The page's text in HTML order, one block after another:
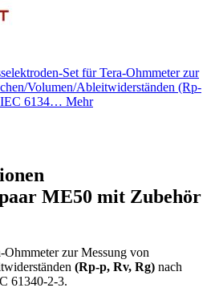
Set für Tera-Ohmmeter zur
Volumen/Ableitwiderständen (Rp-
IEC 6134… Mehr
ME50 mit Zubehör
zur Messung von
(Rp-p, Rv, Rg) nach
61340-2-3.